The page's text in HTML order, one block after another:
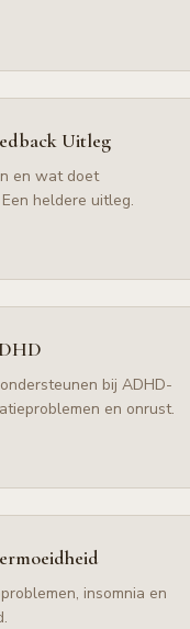
Uitleg
en wat doet
heldere uitleg.
bij ADHD-
en onrust.
insomnia en